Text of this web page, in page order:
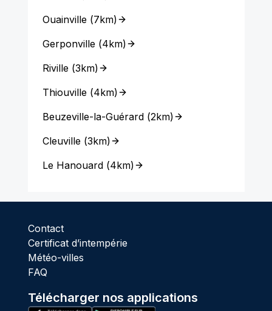
Ouainville(7km)
Gerponville(4km)
Riville(3km)
Thiouville(4km)
Beuzeville-la-Guérard(2km)
Cleuville(3km)
Le Hanouard(4km)
Contact
Certificat d’intempérie
Météo-villes
FAQ
Télécharger nos applications